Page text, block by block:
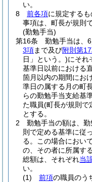
い。
8
前各項に規定する
事項は、町長が規則
(勤勉手当)
第16条
勤勉手当は、
3項まで及び附則第
日」という。)にそれ
基準日以前における
箇月以内の期間にお
準日の属する月の町
らの勤勉手当支給基
た職員(町長が規則で
とする。
2
勤勉手当の額は、
則で定める基準に従
る。
この場合におい
の、その者に所属す
総額は、それぞれ当
い。
(1)
前項の職員のう